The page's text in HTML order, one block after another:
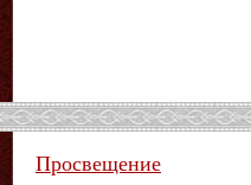
Просвещение